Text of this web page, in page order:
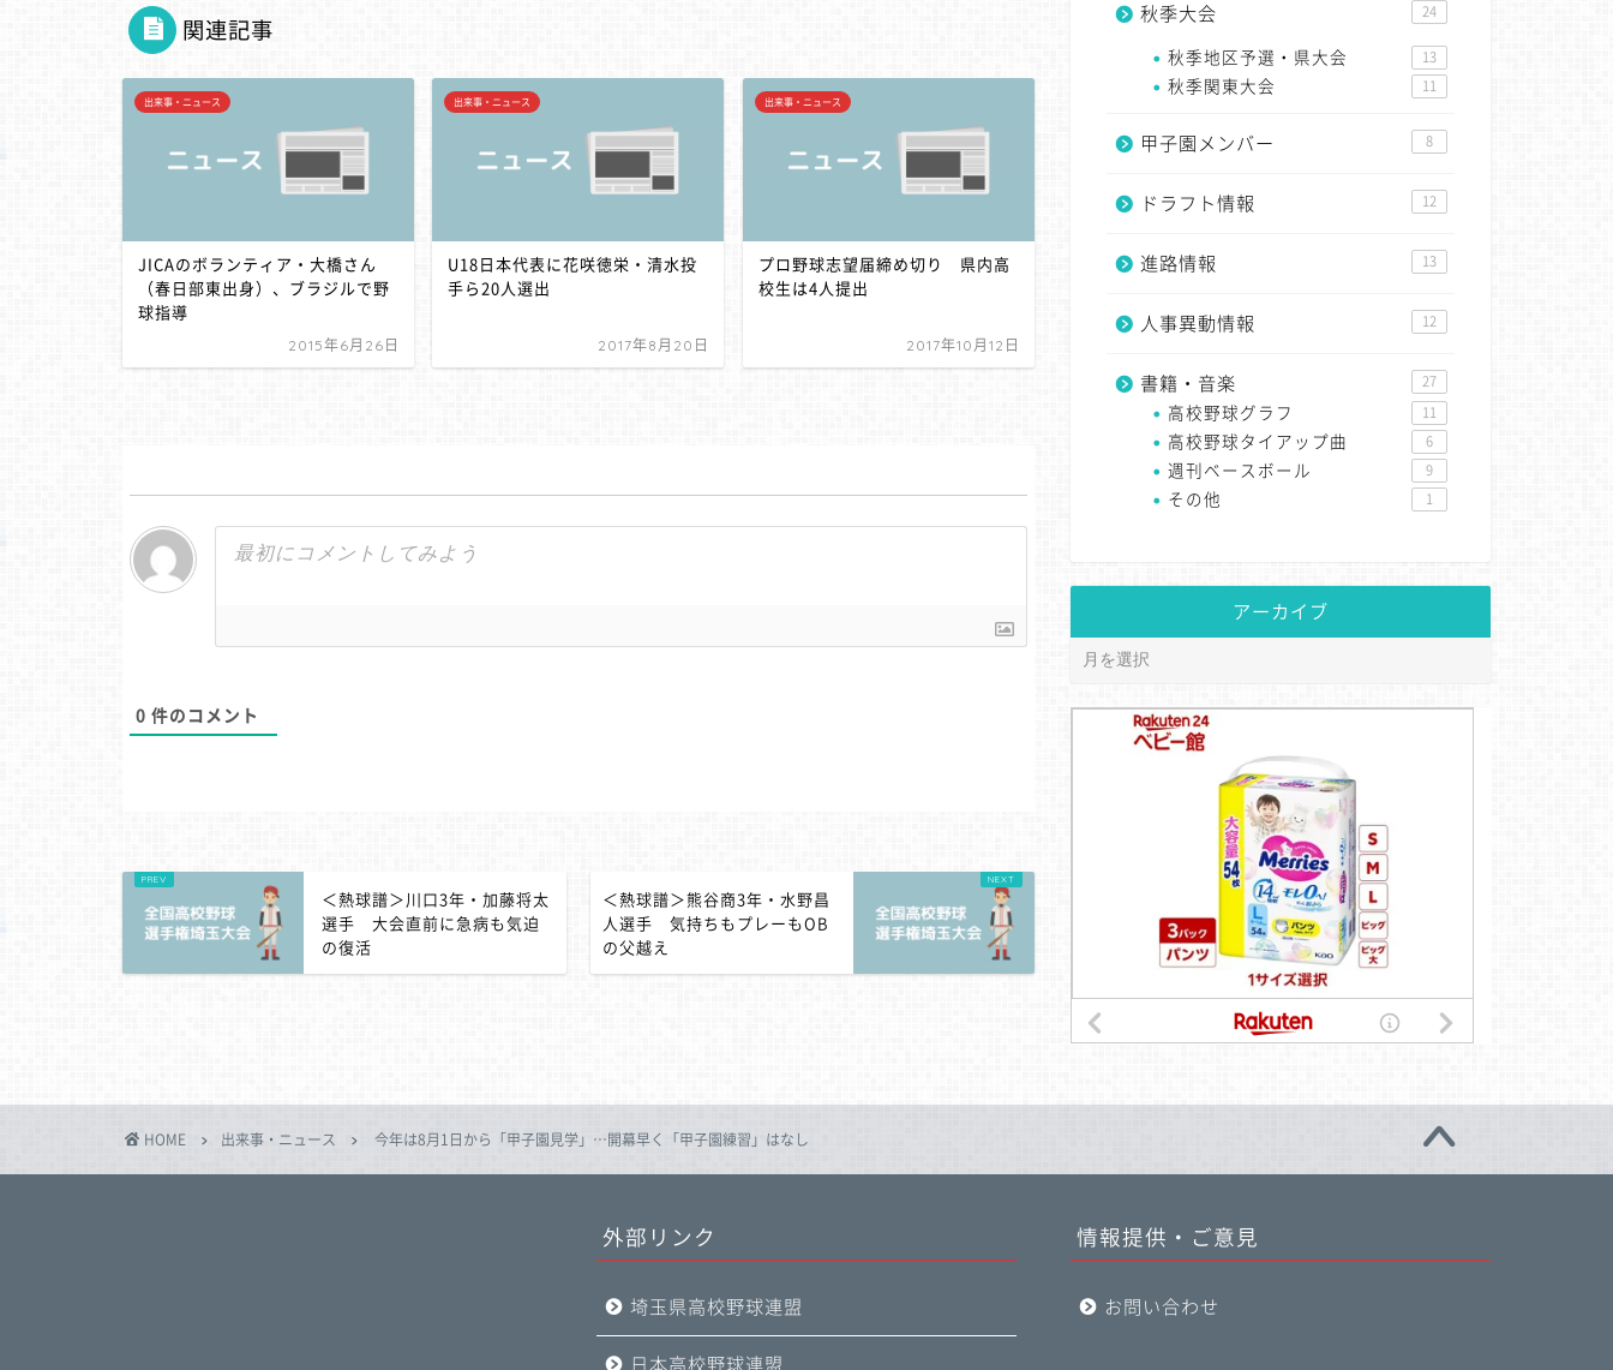
関連記事
出来事・ニュース
JICAのボランティア・大橋さん
（春日部東出身）、ブラジルで野
球指導
2015年6月26日
出来事・ニュース
U18日本代表に花咲徳栄・清水投
手ら20人選出
2017年8月20日
出来事・ニュース
プロ野球志望届締め切り 県内高
校生は4人提出
2017年10月12日
0 件のコメント
＜熱球譜＞川口3年・加藤将太
選手 大会直前に急病も気迫
の復活
＜熱球譜＞熊谷商3年・水野昌
人選手 気持ちもプレーもOB
の父越え
秋季大会 24
秋季地区予選・県大会 13
秋季関東大会 11
甲子園メンバー 8
ドラフト情報 12
進路情報 13
人事異動情報 12
書籍・音楽 27
高校野球グラフ 11
高校野球タイアップ曲 6
週刊ベースボール 9
その他 1
アーカイブ
HOME 出来事・ニュース 今年は8月1日から「甲子園見学」…開幕早く「甲子園練習」はなし
外部リンク
埼玉県高校野球連盟
日本高校野球連盟
情報提供・ご意見
お問い合わせ